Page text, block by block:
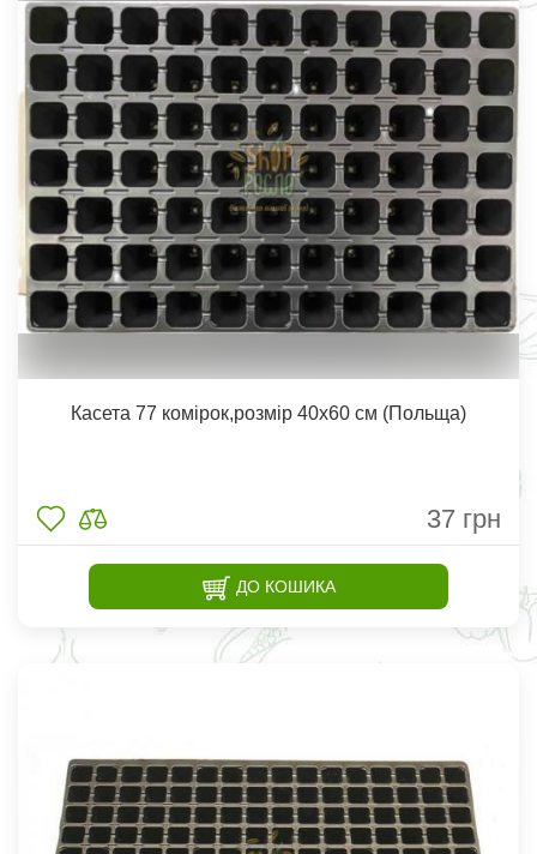
Касета 77 комірок,розмір 40х60 см (Польща)
37 грн
ДО КОШИКА